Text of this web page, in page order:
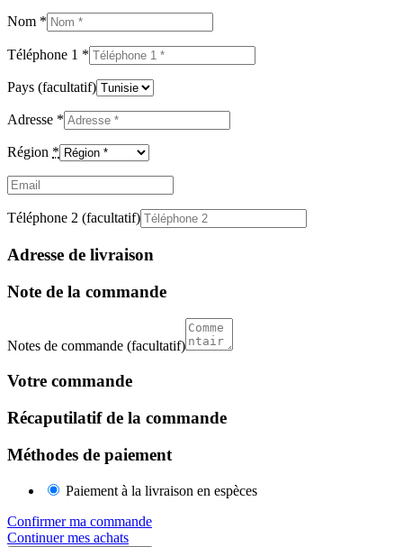
Nom *
Téléphone 1 *
Pays (facultatif)
Adresse *
Région *
Email
Téléphone 2 (facultatif)
Adresse de livraison
Note de la commande
Notes de commande (facultatif)
Votre commande
Récaputilatif de la commande
Méthodes de paiement
Paiement à la livraison en espèces
Confirmer ma commande
Continuer mes achats